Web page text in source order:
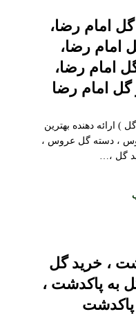
امام رضا،
امام رضا،
امام رضا،
امام رضا
) ارائه دهنده بهترین
، دسته گل عروس ،
گل ،…
، خرید گل
به پاکدشت ،